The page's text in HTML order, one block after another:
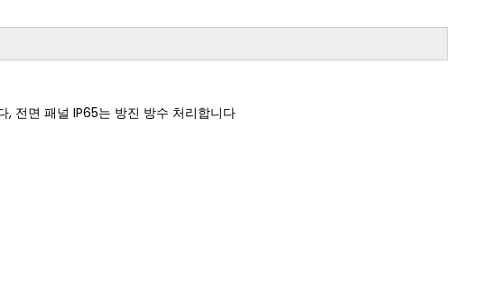
, 전면 패널 IP65는 방진 방수 처리합니다